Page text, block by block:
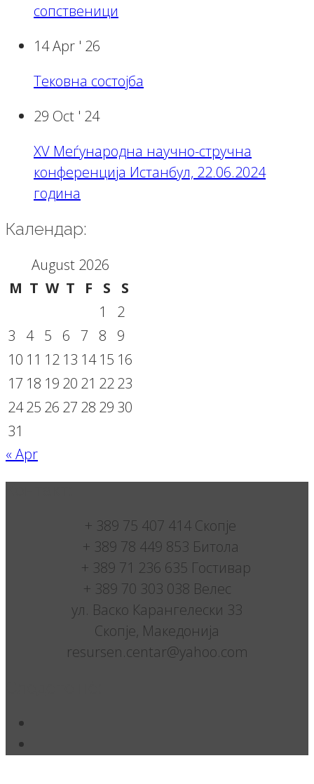
сопственици
14 Apr ' 26
Тековна состојба
29 Oct ' 24
XV Меѓународна научно-стручна
конференција Истанбул, 22.06.2024
година
Календар:
August 2026
M T W T F S
S
1
2
3
4 5 6 7 8
9
10 11 12 13 14 15 16
17 18 19 20 21 2223
2425 26 27 28 29 30
31
« Apr
+ 389 75 407 414 Скопје
+ 389 78 449 853 Битола
+ 389 71 236 635 Гостивар
+ 389 70 303 038 Велес
ул. Васко Карангелески 33
Скопје, Македонија
resursen.centar@yahoo.com